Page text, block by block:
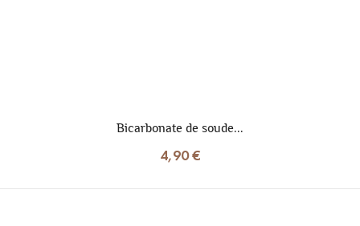
Bicarbonate de soude...
4,90 €